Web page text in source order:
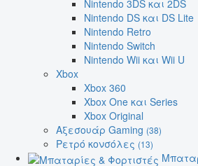
Nintendo 3DS και 2DS
Nintendo DS και DS Lite
Nintendo Retro
Nintendo Switch
Nintendo Wii και Wii U
Xbox
Xbox 360
Xbox One και Series
Xbox Original
Αξεσουάρ Gaming (38)
Ρετρό κονσόλες (13)